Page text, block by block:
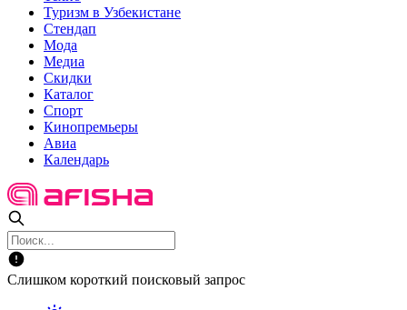
Туризм в Узбекистане
Стендап
Мода
Медиа
Скидки
Каталог
Спорт
Кинопремьеры
Авиа
Календарь
Слишком короткий поисковый запрос